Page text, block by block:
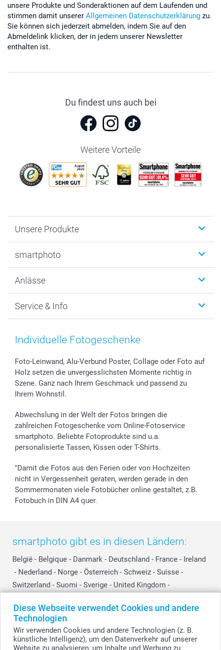
Diese Webseite verwendet Cookies und andere
Technologien
Wir verwenden Cookies und andere Technologien (z. B.
künstliche Intelligenz), um den Datenverkehr auf unserer
Website zu analysieren, um Inhalte und Werbung zu
unsere Produkte und Sonderaktionen auf dem Laufenden und
stimmen damit unserer Allgemeinen Datenschutzerklärung zu.
Sie können sich jederzeit abmelden, indem Sie auf den
Abmeldelink klicken, der in jedem unserer Newsletter
enthalten ist.
Du findest uns auch bei
Weitere Vorteile
Unsere Produkte
Fotogeschenke
MyNameBook
Fotoabzüge, Fotos als Buch & Poster
Zubehör & Material
Foto-Kalender & Agenden
Sticker & Etiketten
Geschenk-Gutscheine (PDF)
smartphoto
Warum smartphoto
Datenschutz
AGB
Presse
Partnerprogramme
Investor Relations
B2B smartbusiness
Widerrufsrecht
Anlässe
Neujahr
Muttertag
Kommunion & Konfirmation
Hochzeit
Geburtstag
Geburt
Zu allen Anlässen
Service & Info
Anmelden /Registrieren
Preise und Versandkosten
Lieferfristen
72h Lieferung
Zahlungsmöglichkeiten
Sitemap
Status der Bestellung
smartfriends
smartgarantie
smartbonus
Individuelle Fotogeschenke
Foto-Leinwand, Alu-Verbund Poster, Collage oder Foto auf
Holz setzen die unvergesslichsten Momente richtig in
Szene. Ganz nach Ihrem Geschmack und passend zu
Ihrem Wohnstil.
Abwechslung in der Welt der Fotos bringen die
zahlreichen Fotogeschenke vom Online-Fotoservice
smartphoto. Beliebte Fotoprodukte sind u.a.
personalisierte Tassen, Kissen oder T-Shirts.
"Damit die Fotos aus den Ferien oder von Hochzeiten
nicht in Vergessenheit geraten, werden gerade in den
Sommermonaten viele Fotobücher online gestaltet, z.B.
Fotobuch in DIN A4 quer.
smartphoto gibt es in diesen Ländern:
België - Belgique - Danmark - Deutschland - France - Ireland
- Nederland - Norge - Österreich - Schweiz - Suisse -
Switzerland - Suomi - Sverige - United Kingdom -
Other Countries
Alle Preise verstehen sich in EURO (€) inkl. MwSt. und zzgl. Versandkosten.